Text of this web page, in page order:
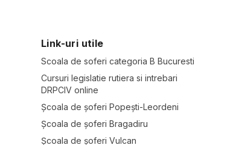
Link-uri utile
Scoala de soferi categoria B Bucuresti
Cursuri legislatie rutiera si intrebari
DRPCIV online
Școala de șoferi Popești-Leordeni
Școala de șoferi Bragadiru
Școala de șoferi Vulcan